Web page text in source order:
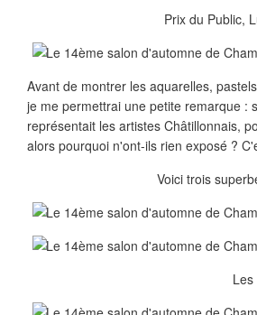
Prix du Public,
Avant de montrer les aquarelles,
je me permettrai une petite remarque :
représentait les artistes Châtillonnais,
alors pourquoi n'ont-ils rien exposé ?
Voici trois